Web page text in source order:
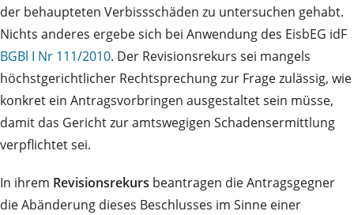
der behaupteten Verbissschäden zu untersuchen gehabt.
Nichts anderes ergebe sich bei Anwendung des EisbEG idF
BGBl I Nr 111/2010. Der Revisionsrekurs sei mangels
höchstgerichtlicher Rechtsprechung zur Frage zulässig, wie
konkret ein Antragsvorbringen ausgestaltet sein müsse,
damit das Gericht zur amtswegigen Schadensermittlung
verpflichtet sei.
In ihrem Revisionsrekurs beantragen die Antragsgegner
die Abänderung dieses Beschlusses im Sinne einer